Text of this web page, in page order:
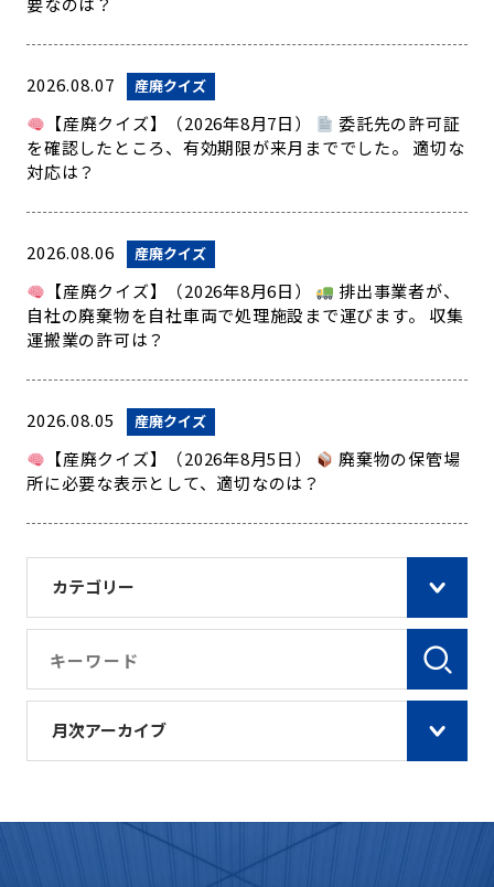
カテゴリー
月次アーカイブ
2026.08.07 産廃クイズ
【産廃クイズ】（2026年8月7日）
委託先の許可証
を確認したところ、有効期限が来月まででした。 適切な
対応は？
2026.08.06 産廃クイズ
【産廃クイズ】（2026年8月6日）
排出事業者が、
自社の廃棄物を自社車両で処理施設まで運びます。 収集
運搬業の許可は？
2026.08.05 産廃クイズ
【産廃クイズ】（2026年8月5日）
廃棄物の保管場
所に必要な表示として、適切なのは？